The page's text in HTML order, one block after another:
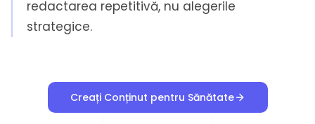
redactarea repetitivă, nu alegerile
strategice.
Creați Conținut pentru Sănătate